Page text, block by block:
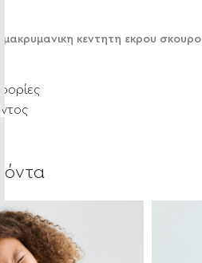
κεντητη εκρου σκουρο